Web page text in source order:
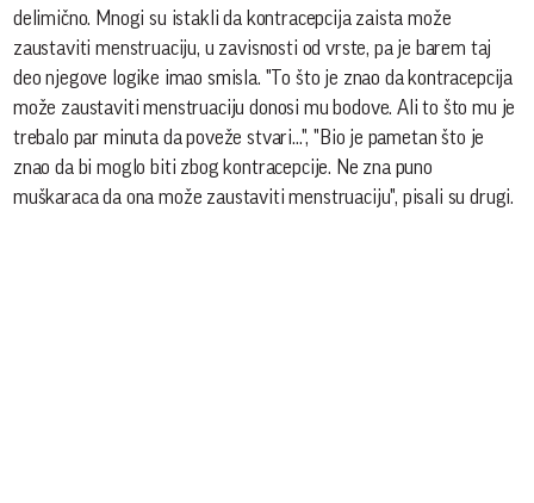
delimično. Mnogi su istakli da kontracepcija zaista može
zaustaviti menstruaciju, u zavisnosti od vrste, pa je barem taj
deo njegove logike imao smisla. "To što je znao da kontracepcija
može zaustaviti menstruaciju donosi mu bodove. Ali to što mu je
trebalo par minuta da poveže stvari...", "Bio je pametan što je
znao da bi moglo biti zbog kontracepcije. Ne zna puno
muškaraca da ona može zaustaviti menstruaciju", pisali su drugi.